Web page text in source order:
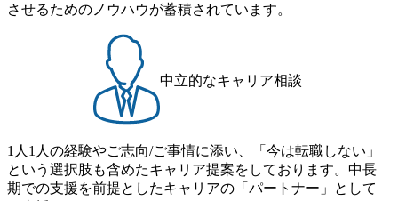
ーションの開発 など) シンプレクスの顧客基盤、エンジニ
できる 2026年8月21日(金) 19:30〜21:30 (19:20開場) 2026年8
月12日(水) 16:00 ※参加状況によっては抽選とさせていただ
く可能性がございます。 このたび、ファーム経験者の方を
対象にした懇親会形式の採用イベント「サロンイベント」
を開催いたします。 カジュアルな場で現場社員と直接交流
できる機会ですので、ぜひご参加ください。 当日はXspear
Consulting代表取締役の早田とMDやその他現場社員が複数
名参加する予定です！ ●費用 : 無料 虎ノ門ヒルズ付近 ※詳
細な場所については参加者の方へ個別でご連絡いたしま
る。足元のグローバル案件割合は10%程度だが、英語が得
ンスも大きい。 代表インタビュー https://note.com/dirbato/n/n0
a040c36b128 Forbes JAPAN BrandVoice Studio 「使命はテクノ
ロジーで企業の可能性を引き出すこと。日本に求められるI
Tコンサルタントという伴走者」 https://forbesjapan.com/article
s/detail/67452 Forbes JAPAN BrandVoice Studio 「コンサル業
界におけるIT人材価値再興。Dirbatoの最前線パートナーが
切り開くテクノロジーの変革」 https://forbesjapan.com/articles/
preview/68657?preview=TAI1oir8Coe5Df3zuZhtd24YfH72/Zzdm
BTIEMOnWUWREjOFLO1IL1KPEi4dgCbb Forbes JAPAN Bra
させるためのノウハウが蓄積されています。
中立的なキャリア相談
1人1人の経験やご志向/ご事情に添い、「今は転職しない」
という選択肢も含めたキャリア提案をしております。中長
期での支援を前提としたキャリアの「パートナー」として